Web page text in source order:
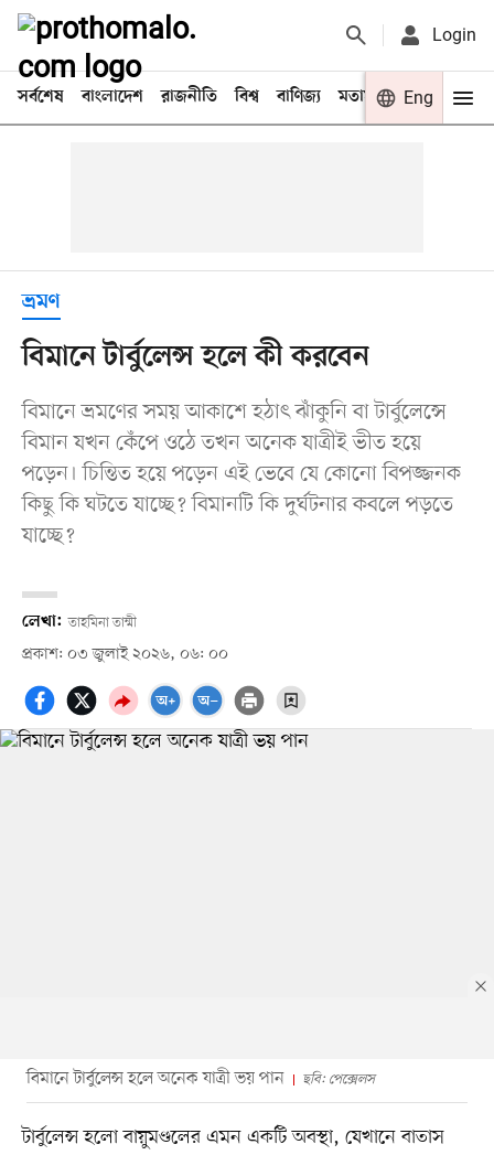
Login
সর্বশেষ বাংলাদেশ রাজনীতি বিশ্ব বাণিজ্য মতামত খেলা
Eng
ভ্রমণ
বিমানে টার্বুলেন্স হলে কী করবেন
বিমানে ভ্রমণের সময় আকাশে হঠাৎ ঝাঁকুনি বা টার্বুলেন্সে
বিমান যখন কেঁপে ওঠে তখন অনেক যাত্রীই ভীত হয়ে
পড়েন। চিন্তিত হয়ে পড়েন এই ভেবে যে কোনো বিপজ্জনক
কিছু কি ঘটতে যাচ্ছে? বিমানটি কি দুর্ঘটনার কবলে পড়তে
যাচ্ছে?
লেখা: তাহমিনা তাম্মী
প্রকাশ: ০৩ জুলাই ২০২৬, ০৬: ০০
বিমানে টার্বুলেন্স হলে অনেক যাত্রী ভয় পান ছবি: পেক্সেলস
টার্বুলেন্স হলো বায়ুমণ্ডলের এমন একটি অবস্থা, যেখানে বাতাস